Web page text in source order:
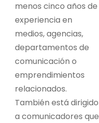
menos cinco años de
experiencia en
medios, agencias,
departamentos de
comunicación o
emprendimientos
relacionados.
También está dirigido
a comunicadores que